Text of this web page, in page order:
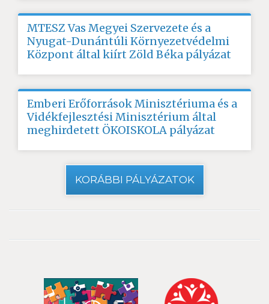
MTESZ Vas Megyei Szervezete és a
Nyugat-Dunántúli Környezetvédelmi
Központ által kiírt Zöld Béka pályázat
Emberi Erőforrások Minisztériuma és a
Vidékfejlesztési Minisztérium által
meghirdetett ÖKOISKOLA pályázat
KORÁBBI PÁLYÁZATOK